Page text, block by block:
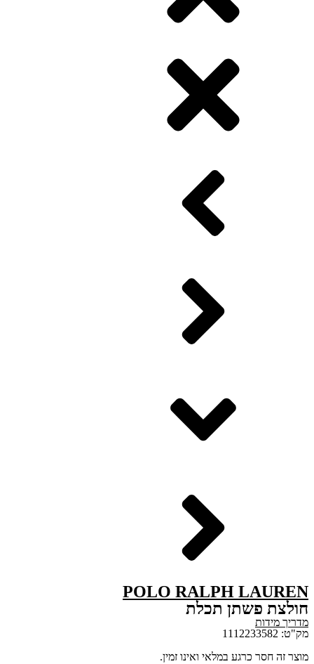
POLO RALPH LAUREN
חולצת פשתן תכלת
מדריך מידות
מק"ט: 1112233582
מוצר זה חסר כרגע במלאי ואינו זמין.